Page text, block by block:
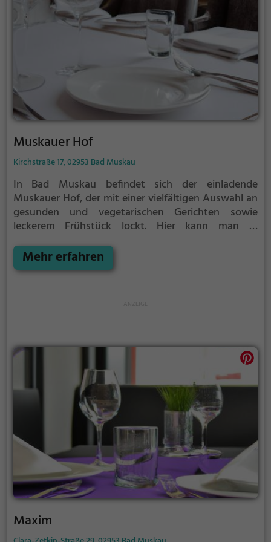
oder in geselliger Runde mit Freunden – die
Sportklause Schleife ist der perfekte Ort, um sich
verwöhnen zu lassen.
Muskauer Hof
Kirchstraße 17, 02953 Bad Muskau
In Bad Muskau befindet sich der einladende
Muskauer Hof, der mit einer vielfältigen Auswahl an
gesunden und vegetarischen Gerichten sowie
leckerem Frühstück lockt. Hier kann man in
Getränken und Speisen genießen. Egal ob man auf
der Suche nach einem gesunden Snack, einem
Mehr erfahren
Maxim